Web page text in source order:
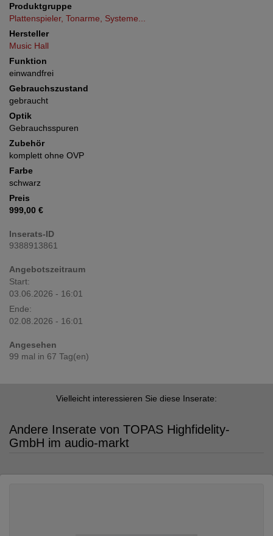
Produktgruppe
Plattenspieler, Tonarme, Systeme...
Hersteller
Music Hall
Funktion
einwandfrei
Gebrauchszustand
gebraucht
Optik
Gebrauchsspuren
Zubehör
komplett ohne OVP
Farbe
schwarz
Preis
999,00 €
Inserats-ID
9388913861
Angebotszeitraum
Start:
03.06.2026 - 16:01
Ende:
02.08.2026 - 16:01
Angesehen
99 mal in 67 Tag(en)
Vielleicht interessieren Sie diese Inserate:
Andere Inserate von TOPAS Highfidelity-
GmbH im audio-markt